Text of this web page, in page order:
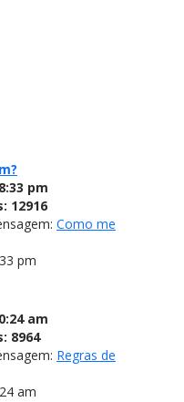
pm
12916
Como me
pm
am
8964
Regras de
am